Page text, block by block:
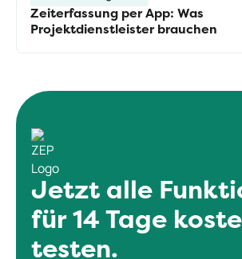
Zeiterfassung per App: Was
Projektdienstleister brauchen
Jetzt alle
für 14 Tage
testen.